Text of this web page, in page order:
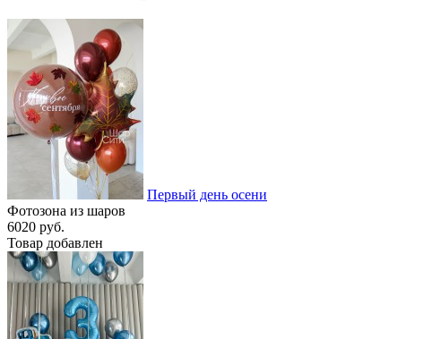
Первый день осени
Фотозона из шаров
6020 руб.
Товар добавлен